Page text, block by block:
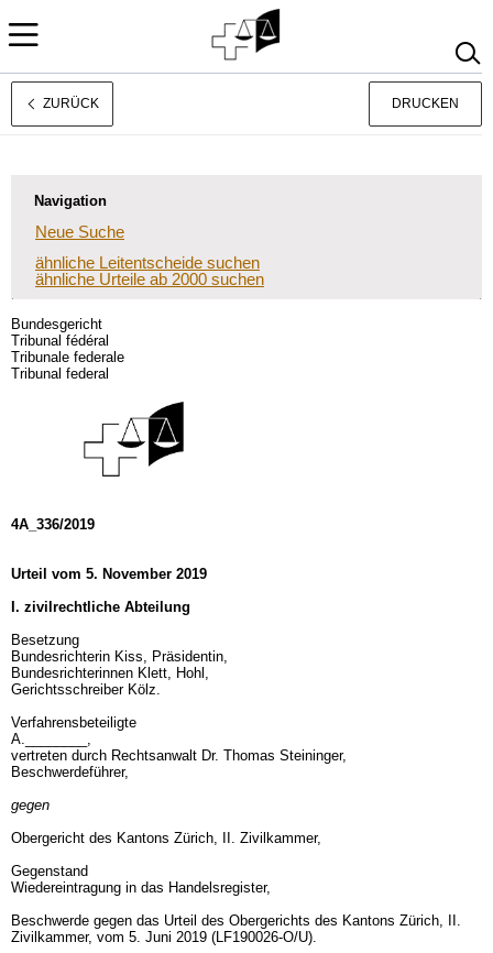
Français
ZURÜCK DRUCKEN
Navigation
Neue Suche
ähnliche Leitentscheide suchen
ähnliche Urteile ab 2000 suchen
Bundesgericht
Tribunal fédéral
Tribunale federale
Tribunal federal
4A_336/2019
Urteil vom 5. November 2019
I. zivilrechtliche Abteilung
Besetzung
Bundesrichterin Kiss, Präsidentin,
Bundesrichterinnen Klett, Hohl,
Gerichtsschreiber Kölz.
Verfahrensbeteiligte
A.________,
vertreten durch Rechtsanwalt Dr. Thomas Steininger,
Beschwerdeführer,
gegen
Obergericht des Kantons Zürich, II. Zivilkammer,
Gegenstand
Wiedereintragung in das Handelsregister,
Beschwerde gegen das Urteil des Obergerichts des Kantons Zürich, II.
Zivilkammer, vom 5. Juni 2019 (LF190026-O/U).